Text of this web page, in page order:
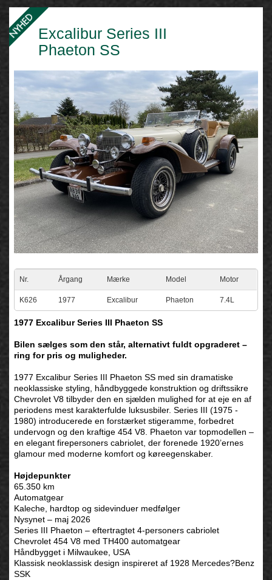
Excalibur Series III
Phaeton SS
Nr. Årgang Mærke Model Motor
K626 1977 Excalibur Phaeton 7.4L
1977 Excalibur Series III Phaeton SS
Bilen sælges som den står, alternativt fuldt opgraderet –
ring for pris og muligheder.
1977 Excalibur Series III Phaeton SS med sin dramatiske
neoklassiske styling, håndbyggede konstruktion og driftssikre
Chevrolet V8 tilbyder den en sjælden mulighed for at eje en af
periodens mest karakterfulde luksusbiler. Series III (1975 -
1980) introducerede en forstærket stigeramme, forbedret
undervogn og den kraftige 454 V8. Phaeton var topmodellen –
en elegant firepersoners cabriolet, der forenede 1920’ernes
glamour med moderne komfort og køreegenskaber.
Højdepunkter
65.350 km
Automatgear
Kaleche, hardtop og sidevinduer medfølger
Nysynet – maj 2026
Series III Phaeton – eftertragtet 4-personers cabriolet
Chevrolet 454 V8 med TH400 automatgear
Håndbygget i Milwaukee, USA
Klassisk neoklassisk design inspireret af 1928 Mercedes?Benz
SSK